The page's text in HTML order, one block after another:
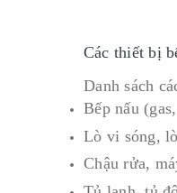
Các thiết bị
Danh sách
Bếp nấu
Lò vi sóng,
Chậu rửa,